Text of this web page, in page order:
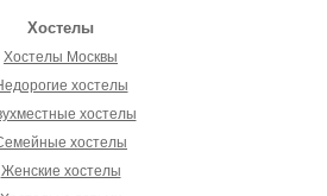
Хостелы
Хостелы Москвы
хостелы
хостелы
хостелы
Женские хостелы